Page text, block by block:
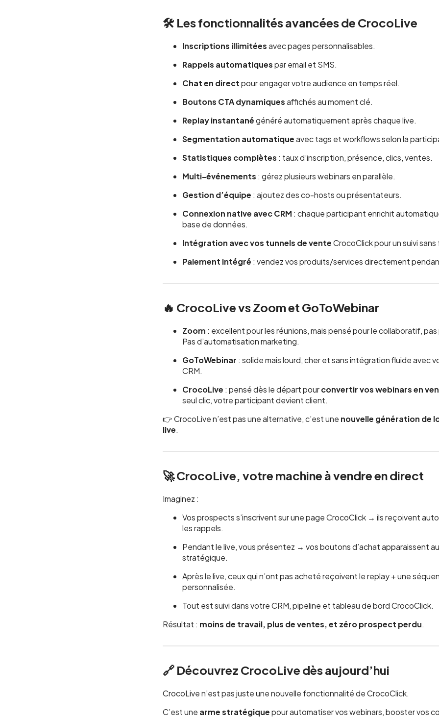
🛠️ Les fonctionnalités avancées de CrocoLive
Inscriptions illimitéesavec pages personnalisables.
Rappels automatiquespar email et SMS.
Chat en directpour engager votre audience en temps réel.
Boutons CTA dynamiquesaffichés au moment clé.
Replay instantanégénéré automatiquement après chaque live.
Segmentation automatiqueavec tags et workflows selon la
Statistiques complètes : taux d’inscription, présence, clics, ventes.
Multi-événements : gérez plusieurs webinars en parallèle.
Gestion d’équipe : ajoutez des co-hosts ou présentateurs.
Connexion native avec CRM : chaque participant enrichit
base de données.
Intégration avec vos tunnels de venteCrocoClick pour un suivi sans
Paiement intégré : vendez vos produits/services directement
🔥 CrocoLive vs Zoom et GoToWebinar
Zoom : excellent pour les réunions, mais pensé pour le collaboratif,
Pas d’automatisation marketing.
GoToWebinar : solide mais lourd, cher et sans intégration fluide avec
CRM.
CrocoLive : pensé dès le départ pourconvertir vos webinars en
seul clic, votre participant devient client.
👉 CrocoLive n’est pas une alternative, c’est une nouvelle génération de
live.
🚀 CrocoLive, votre machine à vendre en direct
Imaginez :
Vos prospects s’inscrivent sur une page CrocoClick → ils reçoivent
les rappels.
Pendant le live, vous présentez → vos boutons d’achat apparaissent
stratégique.
Après le live, ceux qui n’ont pas acheté reçoivent le replay + une
personnalisée.
Tout est suivi dans votre CRM, pipeline et tableau de bord CrocoClick.
Résultat : moins de travail, plus de ventes, et zéro prospect perdu.
🔗 Découvrez CrocoLive dès aujourd’hui
CrocoLive n’est pas juste une nouvelle fonctionnalité de CrocoClick.
C’est une arme stratégiquepour automatiser vos webinars, booster vos